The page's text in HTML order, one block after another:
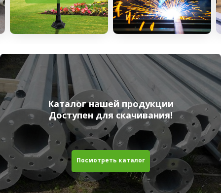
Каталог нашей продукции
Доступен для скачивания!
Посмотреть каталог